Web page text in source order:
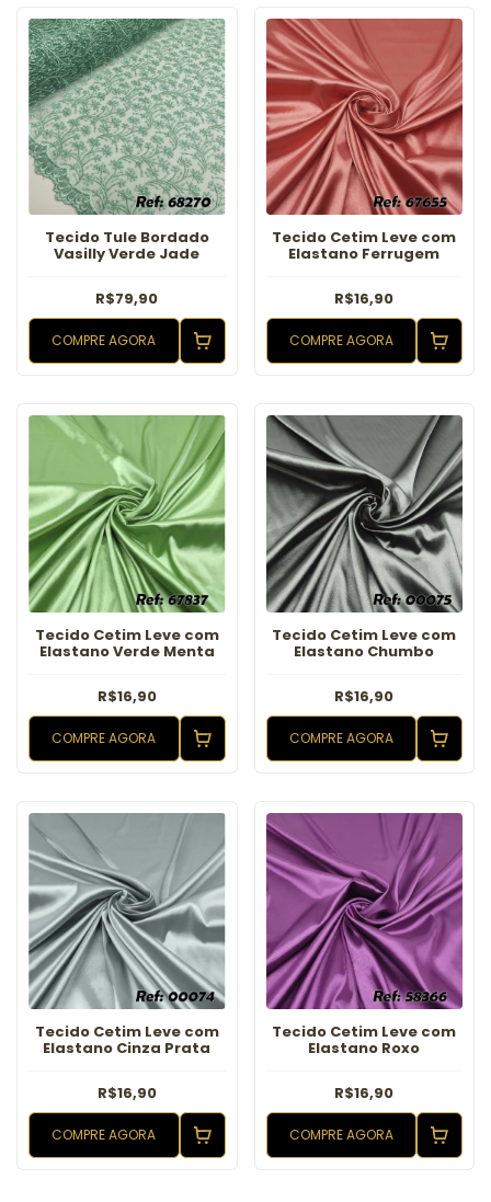
Tecido Tule Bordado
Vasilly Verde Jade
R$79,90
COMPRE AGORA
Tecido Cetim Leve com
Elastano Ferrugem
R$16,90
COMPRE AGORA
Tecido Cetim Leve com
Elastano Verde Menta
R$16,90
COMPRE AGORA
Tecido Cetim Leve com
Elastano Chumbo
R$16,90
COMPRE AGORA
Tecido Cetim Leve com
Elastano Cinza Prata
R$16,90
COMPRE AGORA
Tecido Cetim Leve com
Elastano Roxo
R$16,90
COMPRE AGORA